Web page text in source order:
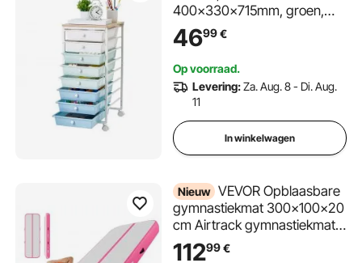
400x330x715mm, groen,
blauw, wit, metalen frame,
houten tafelblad,
handgrepen, zwenkwielen
met 2 remmen, mobiele
ladewagen voor kantoor,
4699€
Op voorraad.
Levering:Za. Aug. 8 - Di. Aug.
11
In winkelwagen
Nieuw VEVOR Opblaasbare
gymnastiekmat 300x100x20
cm Airtrack gymnastiekmat
voor training, wedstrijden en
yoga, met antislipoppervlak,
11299€